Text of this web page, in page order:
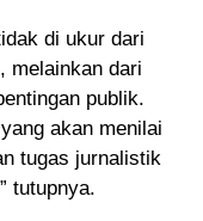
di ukur dari
melainkan dari
publik.
akan menilai
tugas jurnalistik
tutupnya.